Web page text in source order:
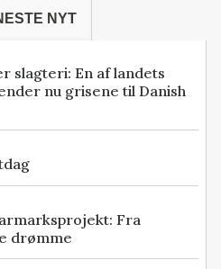
NYT
slagteri: En af landets
nu grisene til Danish
Fra
drømme